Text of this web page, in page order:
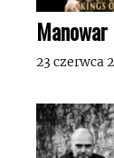
23 czerwca